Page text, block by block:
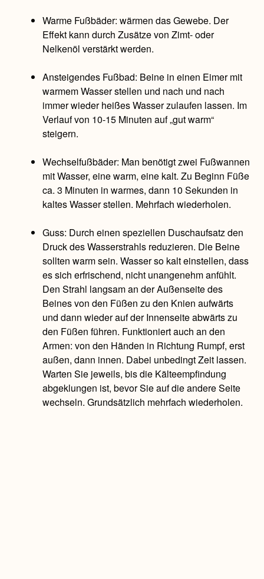
Warme Fußbäder: wärmen das Gewebe. Der
Effekt kann durch Zusätze von Zimt- oder
Nelkenöl verstärkt werden.
Ansteigendes Fußbad: Beine in einen Eimer mit
warmem Wasser stellen und nach und nach
immer wieder heißes Wasser zulaufen lassen. Im
Verlauf von 10-15 Minuten auf „gut warm“
steigern.
Wechselfußbäder: Man benötigt zwei Fußwannen
mit Wasser, eine warm, eine kalt. Zu Beginn Füße
ca. 3 Minuten in warmes, dann 10 Sekunden in
kaltes Wasser stellen. Mehrfach wiederholen.
Guss: Durch einen speziellen Duschaufsatz den
Druck des Wasserstrahls reduzieren. Die Beine
sollten warm sein. Wasser so kalt einstellen, dass
es sich erfrischend, nicht unangenehm anfühlt.
Den Strahl langsam an der Außenseite des
Beines von den Füßen zu den Knien aufwärts
und dann wieder auf der Innenseite abwärts zu
den Füßen führen. Funktioniert auch an den
Armen: von den Händen in Richtung Rumpf, erst
außen, dann innen. Dabei unbedingt Zeit lassen.
Warten Sie jeweils, bis die Kälteempfindung
abgeklungen ist, bevor Sie auf die andere Seite
wechseln. Grundsätzlich mehrfach wiederholen.